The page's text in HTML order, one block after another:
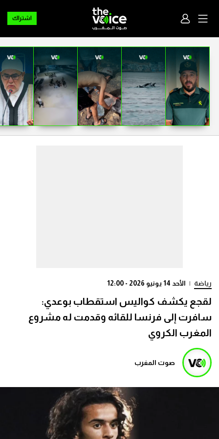
اشتراك
رياضة | الأحد 14 يونيو 2026 - 12:00
لقجع يكشف كواليس استقطاب بوعدي:
سافرت إلى فرنسا للقائه وقدمت له مشروع
المغرب الكروي
صوت المغرب